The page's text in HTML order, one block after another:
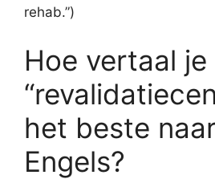
rehab.”)
Hoe vertaal je
het beste
Engels?